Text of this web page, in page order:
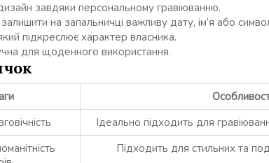
завдяки персональному гравіюванню.
на запальничці важливу дату, ім’я або
підкреслює характер власника.
для щоденного використання.
Ідеально підходить для
Підходить для стильних та